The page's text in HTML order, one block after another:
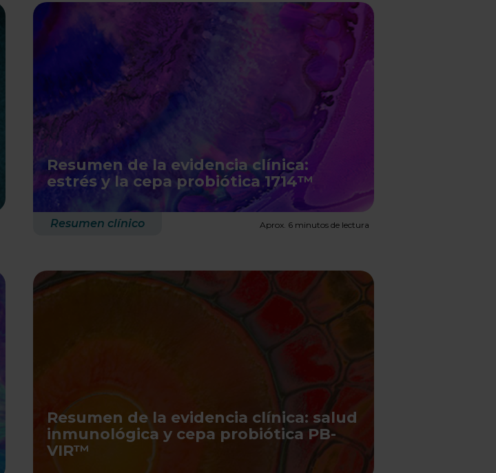
Resumen de la evidencia clínica:
estrés y la cepa probiótica 1714™
Resumen clínico Aprox. 6 minutos de lectura
Resumen de la evidencia clínica: salud
inmunológica y cepa probiótica PB-
VIR™